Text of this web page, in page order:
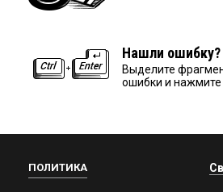
Нашли ошибку?
Выделите
ошибки и нажмите
ПОЛИТИКА